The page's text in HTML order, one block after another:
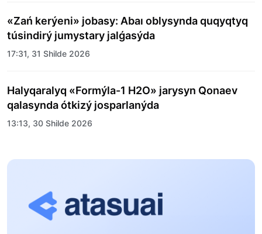
«Zań kerýeni» jobasy: Abaı oblysynda quqyqtyq
túsindirý jumystary jalǵasýda
17:31, 31 Shilde 2026
Halyqaralyq «Formýla-1 H2O» jarysyn Qonaev
qalasynda ótkizý josparlanýda
13:13, 30 Shilde 2026
Asqat Asylbekov: Kúshti bılikke kúshti tulǵalar
12:01, 28 Shilde 2026